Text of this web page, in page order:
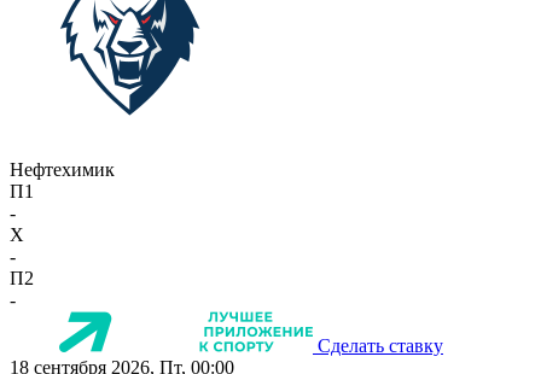
Нефтехимик
П1
-
X
-
П2
-
Сделать ставку
18 сентября 2026, Пт, 00:00